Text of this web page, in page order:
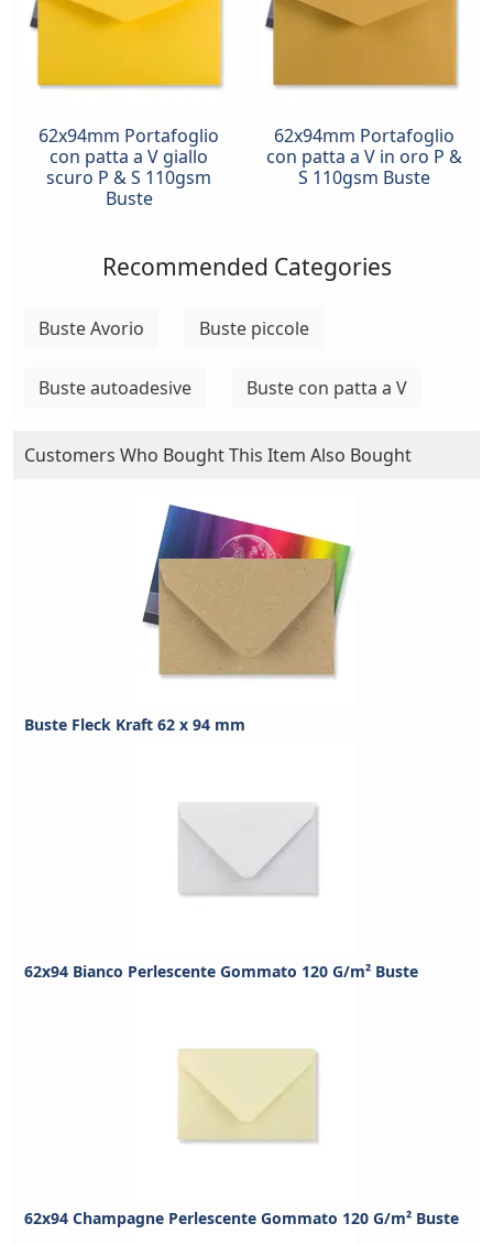
62x94mm Portafoglio
con patta a V giallo
scuro P & S 110gsm
Buste
62x94mm Portafoglio
con patta a V in oro P &
S 110gsm Buste
Recommended Categories
Buste Avorio Buste piccole
Buste autoadesive Buste con patta a V
Customers Who Bought This Item Also Bought
Buste Fleck Kraft 62 x 94 mm
62x94 Bianco Perlescente Gommato 120 G/m² Buste
62x94 Champagne Perlescente Gommato 120 G/m² Buste